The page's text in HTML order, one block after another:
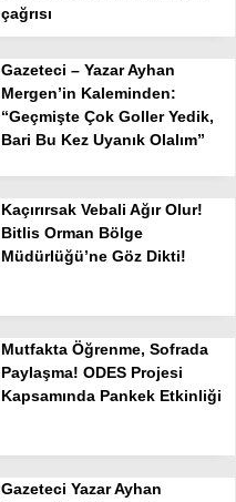
çağrısı
Gazeteci – Yazar Ayhan
Mergen’in Kaleminden:
“Geçmişte Çok Goller Yedik,
Bari Bu Kez Uyanık Olalım”
Kaçırırsak Vebali Ağır Olur!
Bitlis Orman Bölge
Müdürlüğü’ne Göz Dikti!
Mutfakta Öğrenme, Sofrada
Paylaşma! ODES Projesi
Kapsamında Pankek Etkinliği
Gazeteci Yazar Ayhan